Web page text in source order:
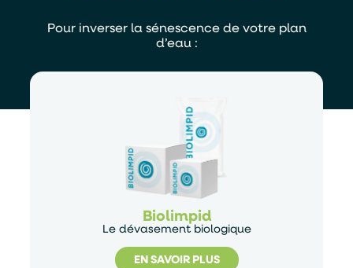
Pour inverser la sénescence de votre plan
d’eau :
Biolimpid
Le dévasement biologique
EN SAVOIR PLUS